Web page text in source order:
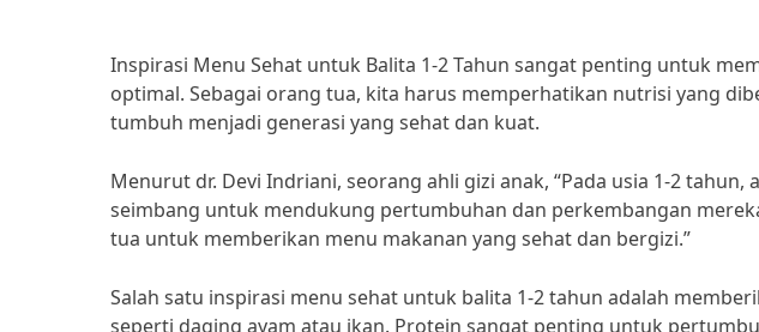
Inspirasi Menu Sehat untuk Balita 1-2 Tahun sangat penting untuk
optimal. Sebagai orang tua, kita harus memperhatikan nutrisi yang
tumbuh menjadi generasi yang sehat dan kuat.
Menurut dr. Devi Indriani, seorang ahli gizi anak, “Pada usia 1-2
seimbang untuk mendukung pertumbuhan dan perkembangan
tua untuk memberikan menu makanan yang sehat dan bergizi.”
Salah satu inspirasi menu sehat untuk balita 1-2 tahun adalah
seperti daging ayam atau ikan. Protein sangat penting untuk